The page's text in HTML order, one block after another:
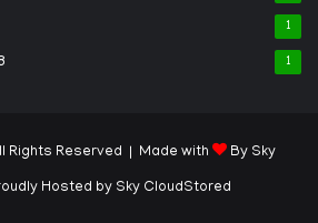
1
1
Rights Reserved | Made with By Sky
Hosted by Sky CloudStored